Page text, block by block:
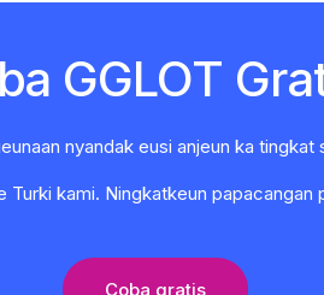
GGLOT
nyandak eusi anjeun ka tingkat
kami. Ningkatkeun
Coba gratis